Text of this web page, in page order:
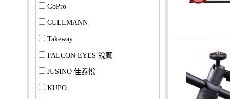
GoPro
CULLMANN
Takeway
FALCON EYES 銳鷹
JUSINO 佳鑫悅
KUPO